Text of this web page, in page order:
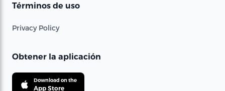
Términos de uso
Privacy Policy
Obtener la aplicación
Download on the
App Store